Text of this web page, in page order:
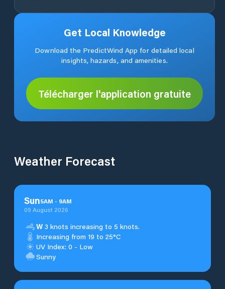
Get Local Knowledge
Download the PredictWind App for detailed local
insights, hazards, and amenities.
Télécharger l'application gratuite
Weather Forecast
Sun5AM - 9AM
09 August 2026
W 3 knots increasing to 5 knots.
Increasing from 19 to 25°C
UV Index: 0 - Low
Sunny